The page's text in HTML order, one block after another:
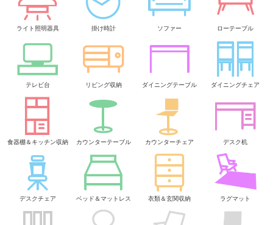
ライト照明器具 掛け時計 ソファー ローテーブル
テレビ台 リビング収納 ダイニングテーブル ダイニングチェア
食器棚＆キッチン収納 カウンターテーブル カウンターチェア デスク机
デスクチェア ベッド＆マットレス 衣類＆玄関収納 ラグマット